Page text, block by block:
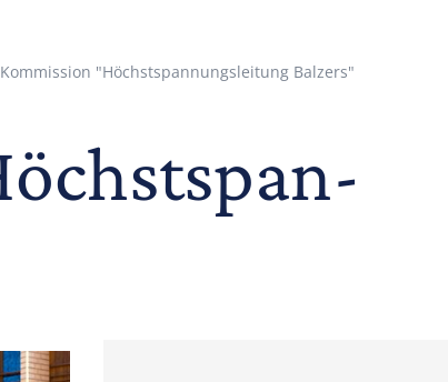
"Höchstspannungsleitung Balzers"